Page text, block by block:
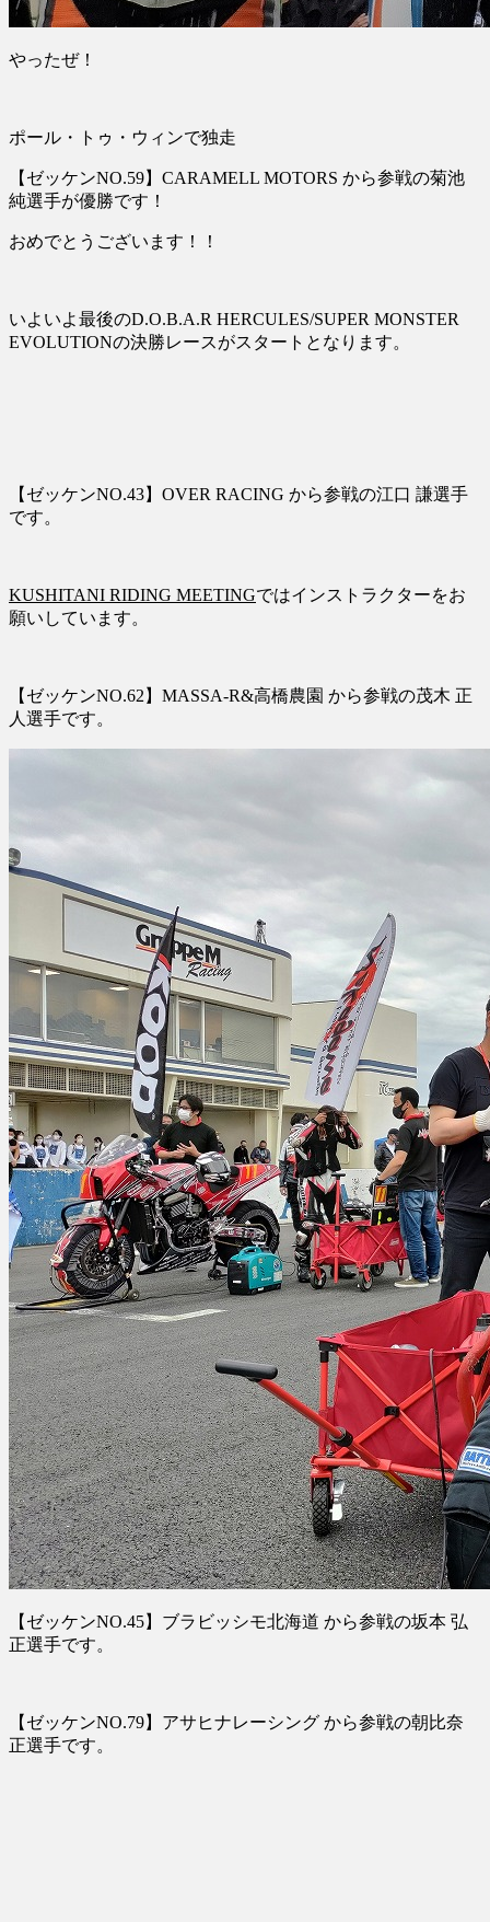
やったぜ！
ポール・トゥ・ウィンで独走
【ゼッケンNO.59】CARAMELL MOTORS から参戦の菊池
純選手が優勝です！
おめでとうございます！！
いよいよ最後のD.O.B.A.R HERCULES/SUPER MONSTER
EVOLUTIONの決勝レースがスタートとなります。
【ゼッケンNO.43】OVER RACING から参戦の江口 謙選手
です。
KUSHITANI RIDING MEETINGではインストラクターをお
願いしています。
【ゼッケンNO.62】MASSA-R&高橋農園 から参戦の茂木 正
人選手です。
【ゼッケンNO.45】ブラビッシモ北海道 から参戦の坂本 弘
正選手です。
【ゼッケンNO.79】アサヒナレーシング から参戦の朝比奈
正選手です。